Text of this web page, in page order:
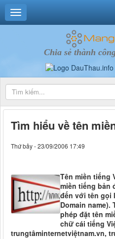
Chia sẻ thành
Tìm hiểu về tên
Thứ bảy - 23/09/2006 17:49
Tên miền tiếng
miền tiếng bản
đến với tên gọi
Domain name).
phép đặt tên
chữ cái tiếng
trungtâminternetviệtnam.vn,